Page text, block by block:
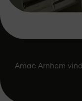
Amac Arnhem